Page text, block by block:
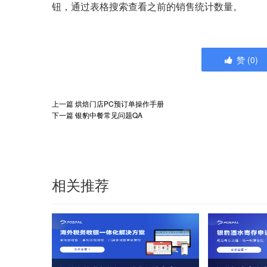
钮，通过表格搜索查看之前的销售统计数量。
赞 (0)
上一篇烘焙门店PC预订单操作手册
下一篇银豹中餐常见问题QA
相关推荐